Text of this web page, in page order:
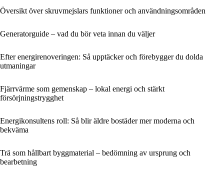
Översikt över skruvmejslars funktioner och användningsområden
Generatorguide – vad du bör veta innan du väljer
Efter energirenoveringen: Så upptäcker och förebygger du dolda
utmaningar
Fjärrvärme som gemenskap – lokal energi och stärkt
försörjningstrygghet
Energikonsultens roll: Så blir äldre bostäder mer moderna och
bekväma
Trä som hållbart byggmaterial – bedömning av ursprung och
bearbetning